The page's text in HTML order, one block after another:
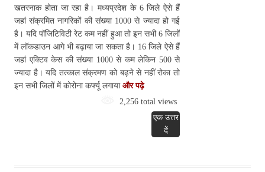
खतरनाक होता जा रहा है। मध्यप्रदेश के 6 जिले ऐसे हैं
जहां संक्रमित नागरिकों की संख्या 1000 से ज्यादा हो गई
है। यदि पॉजिटिविटी रेट कम नहीं हुआ तो इन सभी 6 जिलों
में लॉकडाउन आगे भी बढ़ाया जा सकता है। 16 जिले ऐसे हैं
जहां एक्टिव केस की संख्या 1000 से कम लेकिन 500 से
ज्यादा है। यदि तत्काल संक्रमण को बढ़ने से नहीं रोका तो
इन सभी जिलों में कोरोना कर्फ्यू लगाया और पढ़े
2,256 total views
एक उत्तर
दें